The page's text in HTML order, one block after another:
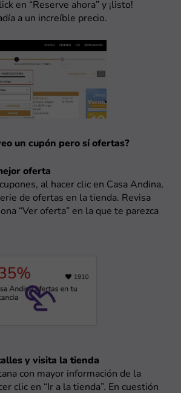
en “Reserve ahora” y ¡listo!
a un increíble precio.
un cupón pero sí ofertas?
oferta
al hacer clic en Casa Andina,
de ofertas en la tienda. Revisa
“Ver oferta” en la que te parezca
y visita la tienda
con mayor información de la
clic en “Ir a la tienda”. En cuestión